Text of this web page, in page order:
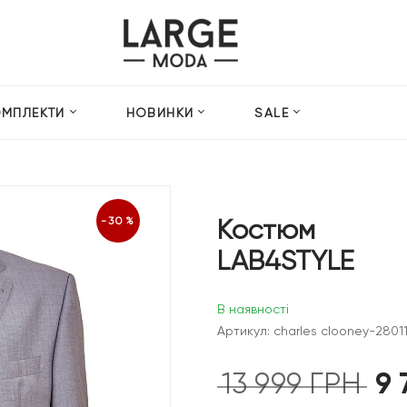
НОВИНКИ SALE
-30%
Костюм
LAB4STYLE
В наявності
Артикул: charles clooney-
13 999ГРН 9